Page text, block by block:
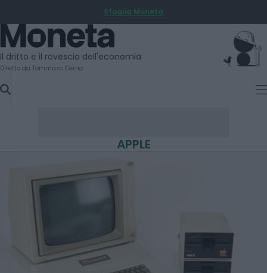
TO
CONTENT
Sfoglia Moneta
Moneta
Il dritto e il rovescio dell'economia
Diretto da Tommaso Cerno
APPLE